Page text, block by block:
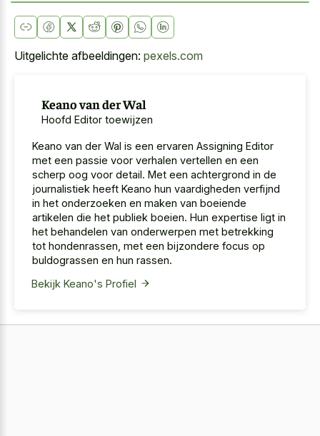
Uitgelichte afbeeldingen: pexels.com
Keano van der Wal
Hoofd Editor toewijzen
Keano van der Wal is een ervaren Assigning Editor
met een passie voor verhalen vertellen en een
scherp oog voor detail. Met een achtergrond in de
journalistiek heeft Keano hun vaardigheden verfijnd
in het onderzoeken en maken van boeiende
artikelen die het publiek boeien. Hun expertise ligt in
het behandelen van onderwerpen met betrekking
tot hondenrassen, met een bijzondere focus op
buldograssen en hun rassen.
Bekijk Keano's Profiel